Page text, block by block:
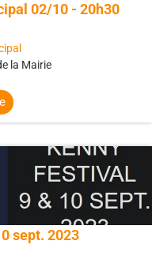
02/10 - 20h30
la Mairie
sept. 2023